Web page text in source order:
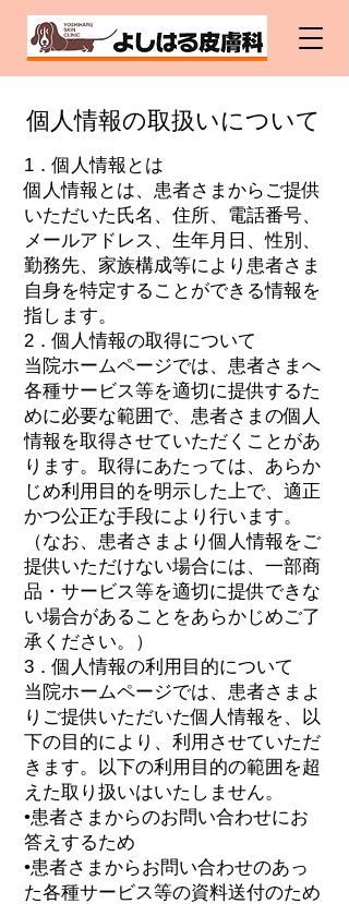
個人情報の取扱いについて
1．個人情報とは
個人情報とは、患者さまからご提供
いただいた氏名、住所、電話番号、
メールアドレス、生年月日、性別、
勤務先、家族構成等により患者さま
自身を特定することができる情報を
指します。
2．個人情報の取得について
当院ホームページでは、患者さまへ
各種サービス等を適切に提供するた
めに必要な範囲で、患者さまの個人
情報を取得させていただくことがあ
ります。取得にあたっては、あらか
じめ利用目的を明示した上で、適正
かつ公正な手段により行います。
（なお、患者さまより個人情報をご
提供いただけない場合には、一部商
品・サービス等を適切に提供できな
い場合があることをあらかじめご了
承ください。）
3．個人情報の利用目的について
当院ホームページでは、患者さまよ
りご提供いただいた個人情報を、以
下の目的により、利用させていただ
きます。以下の利用目的の範囲を超
えた取り扱いはいたしません。
•患者さまからのお問い合わせにお
答えするため
•患者さまからお問い合わせのあっ
た各種サービス等の資料送付のため